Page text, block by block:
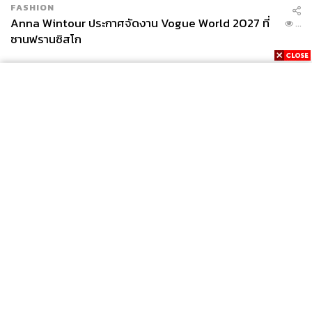
FASHION
Anna Wintour ประกาศจัดงาน Vogue World 2027 ที่
ซานฟรานซิสโก
...